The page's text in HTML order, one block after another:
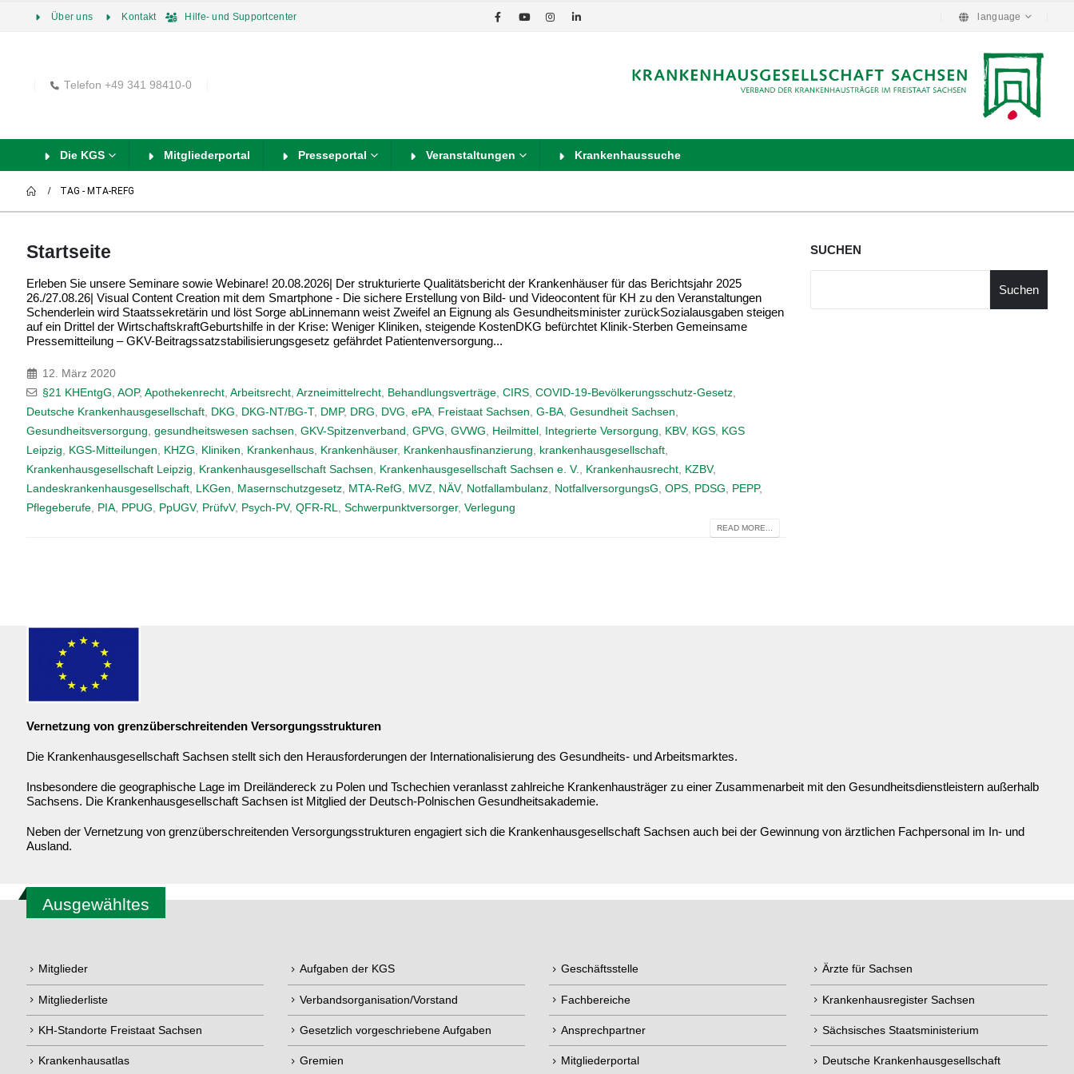
Über uns Kontakt Hilfe- und Supportcenter language
Telefon +49 341 98410-0
Die KGS Mitgliederportal Presseportal Veranstaltungen Krankenhaussuche
TAG - MTA-REFG
Startseite
Erleben Sie unsere Seminare sowie Webinare! 20.08.2026| Der strukturierte Qualitätsbericht der Krankenhäuser für das Berichtsjahr 2025
26./27.08.26| Visual Content Creation mit dem Smartphone - Die sichere Erstellung von Bild- und Videocontent für KH zu den Veranstaltungen
Schenderlein wird Staatssekretärin und löst Sorge abLinnemann weist Zweifel an Eignung als Gesundheitsminister zurückSozialausgaben steigen
auf ein Drittel der WirtschaftskraftGeburtshilfe in der Krise: Weniger Kliniken, steigende KostenDKG befürchtet Klinik-Sterben Gemeinsame
Pressemitteilung – GKV-Beitragssatzstabilisierungsgesetz gefährdet Patientenversorgung...
12. März 2020
§21 KHEntgG, AOP, Apothekenrecht, Arbeitsrecht, Arzneimittelrecht, Behandlungsverträge, CIRS, COVID-19-Bevölkerungsschutz-Gesetz,
Deutsche Krankenhausgesellschaft, DKG, DKG-NT/BG-T, DMP, DRG, DVG, ePA, Freistaat Sachsen, G-BA, Gesundheit Sachsen,
Gesundheitsversorgung, gesundheitswesen sachsen, GKV-Spitzenverband , GPVG, GVWG, Heilmittel , Integrierte Versorgung, KBV, KGS, KGS
Leipzig, KGS-Mitteilungen, KHZG, Kliniken, Krankenhaus, Krankenhäuser, Krankenhausfinanzierung, krankenhausgesellschaft,
Krankenhausgesellschaft Leipzig, Krankenhausgesellschaft Sachsen, Krankenhausgesellschaft Sachsen e. V., Krankenhausrecht, KZBV,
Landeskrankenhausgesellschaft, LKGen, Masernschutzgesetz, MTA-RefG, MVZ, NÄV, Notfallambulanz, NotfallversorgungsG, OPS, PDSG, PEPP,
Pflegeberufe, PIA, PPUG, PpUGV, PrüfvV, Psych-PV, QFR-RL, Schwerpunktversorger, Verlegung
READ MORE...
SUCHEN
Suchen
Vernetzung von grenzüberschreitenden Versorgungsstrukturen
Die Krankenhausgesellschaft Sachsen stellt sich den Herausforderungen der Internationalisierung des Gesundheits- und Arbeitsmarktes.
Insbesondere die geographische Lage im Dreiländereck zu Polen und Tschechien veranlasst zahlreiche Krankenhausträger zu einer Zusammenarbeit mit den Gesundheitsdienstleistern außerhalb
Sachsens. Die Krankenhausgesellschaft Sachsen ist Mitglied der Deutsch-Polnischen Gesundheitsakademie.
Neben der Vernetzung von grenzüberschreitenden Versorgungsstrukturen engagiert sich die Krankenhausgesellschaft Sachsen auch bei der Gewinnung von ärztlichen Fachpersonal im In- und
Ausland.
Ausgewähltes
Mitglieder
Mitgliederliste
KH-Standorte Freistaat Sachsen
Krankenhausatlas
Aufgaben der KGS
Verbandsorganisation/Vorstand
Gesetzlich vorgeschriebene Aufgaben
Gremien
Geschäftsstelle
Fachbereiche
Ansprechpartner
Mitgliederportal
Ärzte für Sachsen
Krankenhausregister Sachsen
Sächsisches Staatsministerium
Deutsche Krankenhausgesellschaft